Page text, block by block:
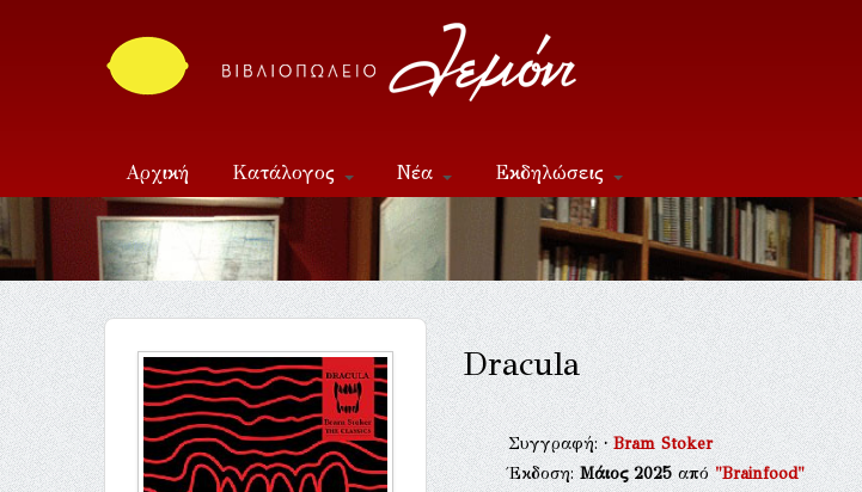
Αρχική Κατάλογος Νέα Εκδηλώσεις
Επικοινωνία
Dracula
Συγγραφή:·Bram Stoker
Έκδοση:Μάιος 2025από"Brainfood"